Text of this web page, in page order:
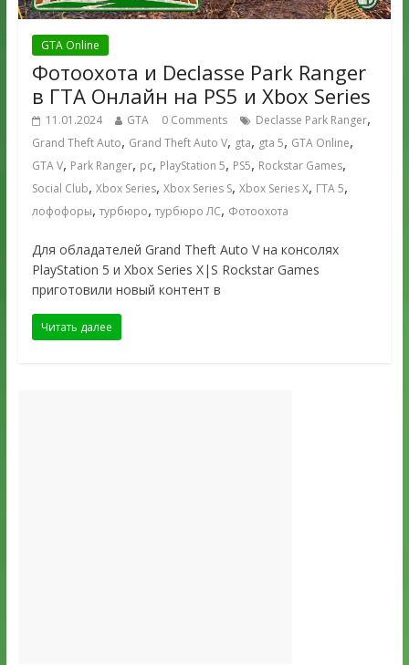
GTA Online
Фотоохота и Declasse Park Ranger
в ГТА Онлайн на PS5 и Xbox Series
11.01.2024 GTA 0 Comments Declasse Park Ranger,
Grand Theft Auto, Grand Theft Auto V, gta, gta 5, GTA Online,
GTA V, Park Ranger, pc, PlayStation 5, PS5, Rockstar Games,
Social Club, Xbox Series, Xbox Series S, Xbox Series X, ГТА 5,
лофофоры, турбюро, турбюро ЛС, Фотоохота
Для обладателей Grand Theft Auto V на консолях
PlayStation 5 и Xbox Series X|S Rockstar Games
приготовили новый контент в
Читать далее